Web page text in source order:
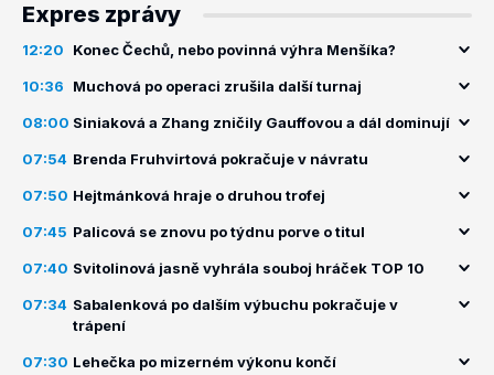
Expres zprávy
12:20 Konec Čechů, nebo povinná výhra Menšíka?
10:36 Muchová po operaci zrušila další turnaj
08:00 Siniaková a Zhang zničily Gauffovou a dál dominují
07:54 Brenda Fruhvirtová pokračuje v návratu
07:50 Hejtmánková hraje o druhou trofej
07:45 Palicová se znovu po týdnu porve o titul
07:40 Svitolinová jasně vyhrála souboj hráček TOP 10
07:34 Sabalenková po dalším výbuchu pokračuje v
trápení
07:30 Lehečka po mizerném výkonu končí